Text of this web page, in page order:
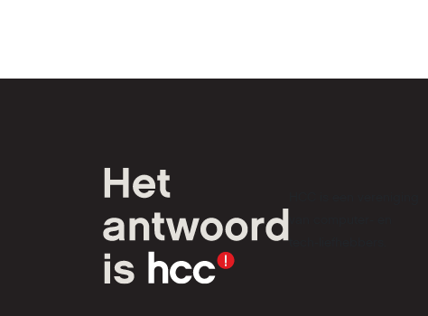
tech-liefhebbers.